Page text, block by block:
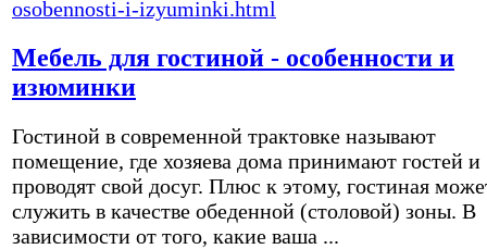
Мебель для гостиной - особенности и
изюминки
Гостиной в современной трактовке называют
помещение, где хозяева дома принимают гостей и
проводят свой досуг. Плюс к этому, гостиная
служить в качестве обеденной (столовой) зоны. В
зависимости от того, какие ваша ...